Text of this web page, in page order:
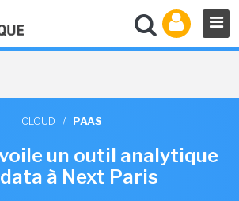
CLOUD / PAAS
un outil analytique
à Next Paris